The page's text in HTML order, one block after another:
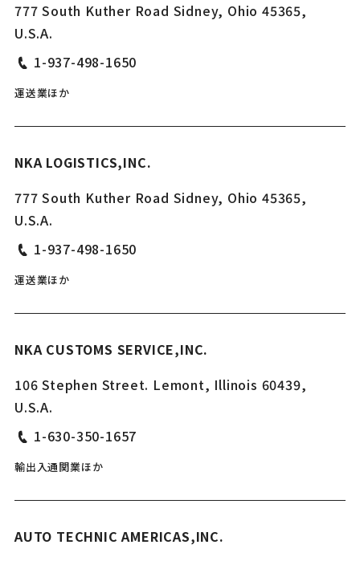
777 South Kuther Road Sidney, Ohio 45365,
U.S.A.
1-937-498-1650
運送業ほか
NKA LOGISTICS,INC.
777 South Kuther Road Sidney, Ohio 45365,
U.S.A.
1-937-498-1650
運送業ほか
NKA CUSTOMS SERVICE,INC.
106 Stephen Street. Lemont, Illinois 60439,
U.S.A.
1-630-350-1657
輸出入通関業ほか
AUTO TECHNIC AMERICAS,INC.